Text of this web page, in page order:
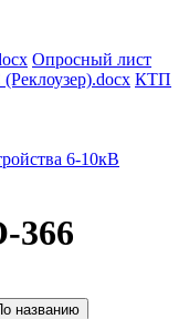
Опросный лист
КТП
6-10кВ
366